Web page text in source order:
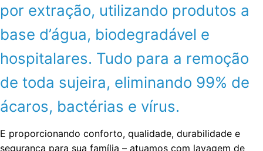
por extração, utilizando produtos a
base d’água, biodegradável e
hospitalares. Tudo para a remoção
de toda sujeira, eliminando 99% de
ácaros, bactérias e vírus.
E proporcionando conforto, qualidade, durabilidade e
segurança para sua família – atuamos com lavagem de